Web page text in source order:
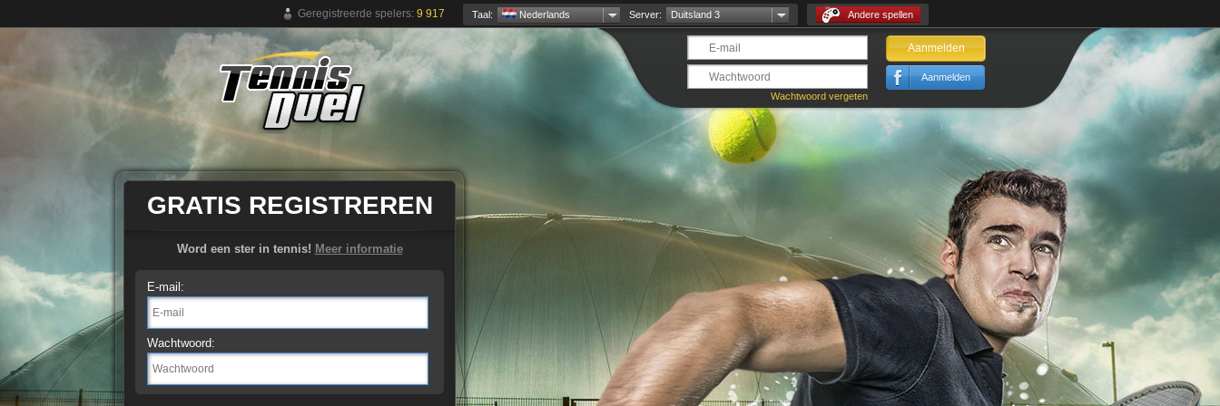
Geregistreerde spelers: 9 917 Taal: Nederlands Server: Duitsland 3 Andere spellen
Wachtwoord vergeten
Aanmelden
Aanmelden
GRATIS REGISTREREN
Word een ster in tennis! Meer informatie
E-mail:
Wachtwoord: